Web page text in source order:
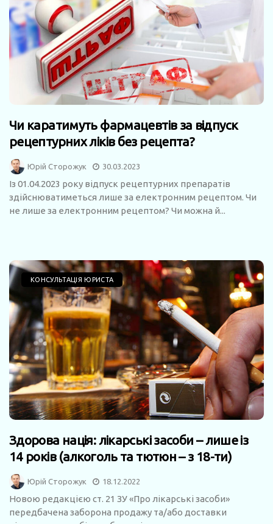
Чи каратимуть фармацевтів за відпуск
рецептурних ліків без рецепта?
Юрій Сторожук 30.03.2023
Із 01.04.2023 року відпуск рецептурних препаратів
здійснюватиметься лише за електронним рецептом. Чи
не лише за електронним рецептом? Чи можна й...
КОНСУЛЬТАЦІЯ ЮРИСТА
Здорова нація: лікарські засоби – лише із
14 років (алкоголь та тютюн – з 18-ти)
Юрій Сторожук 18.12.2022
Новою редакцією ст. 21 ЗУ «Про лікарські засоби»
передбачена заборона продажу та/або доставки